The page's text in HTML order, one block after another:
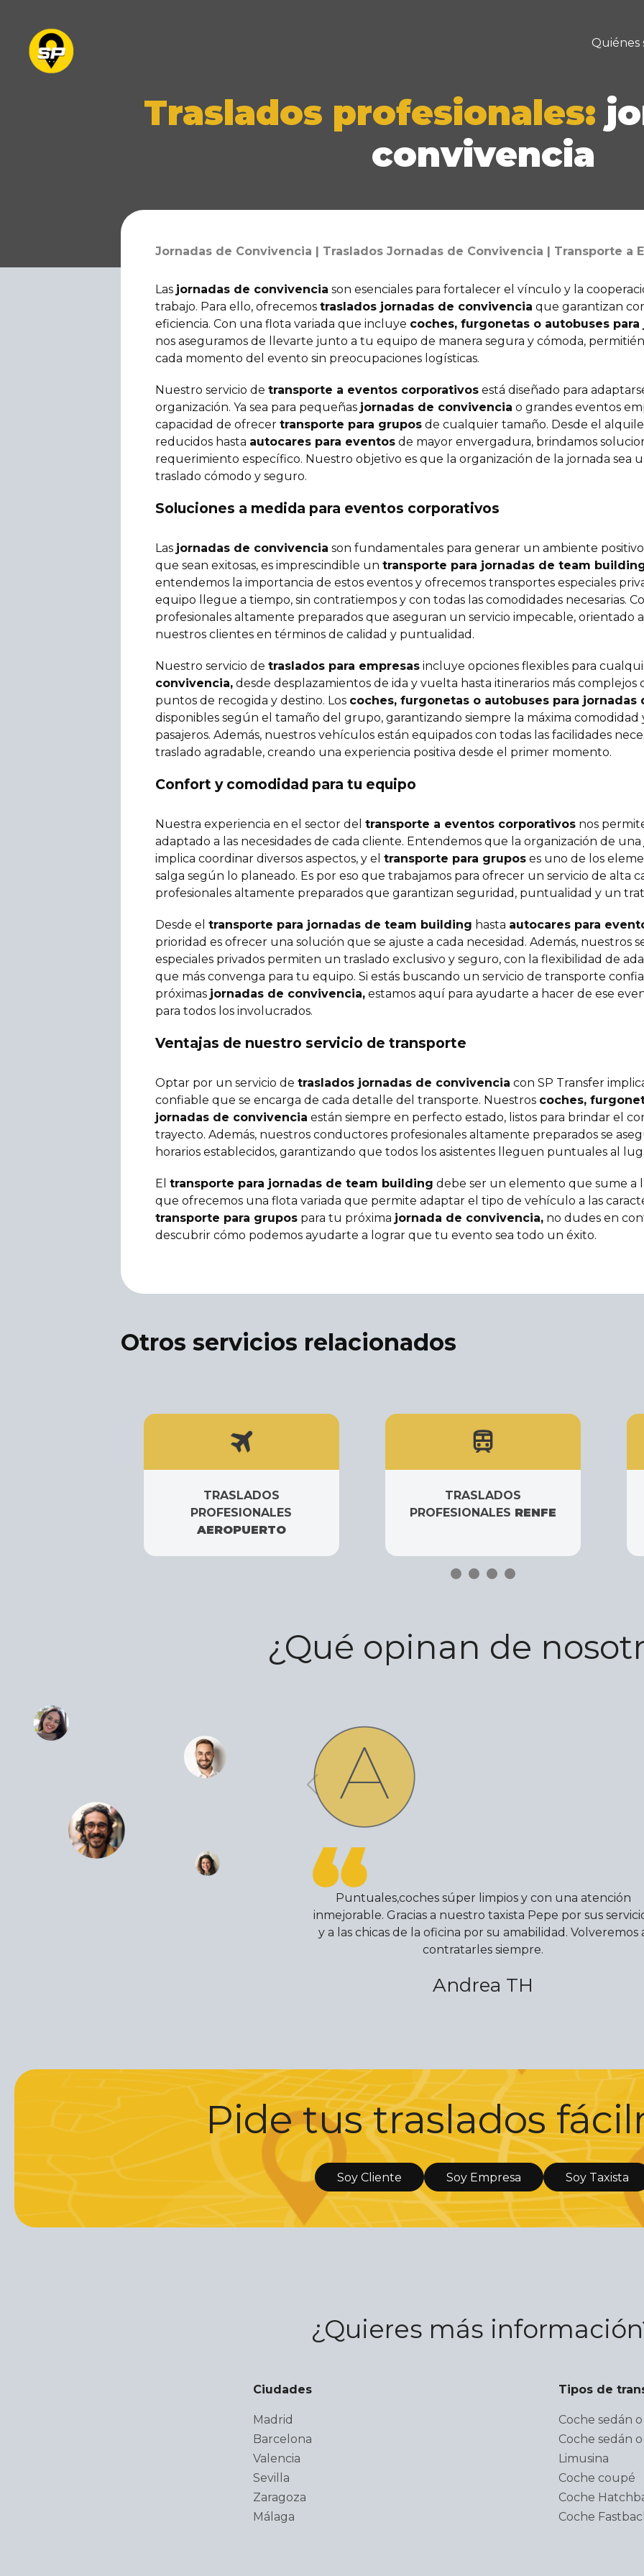
Quiénes
Traslados profesionales:
convivencia
Jornadas de Convivencia | Traslados Jornadas de Convivencia | Transporte a
Las jornadas de convivencia son esenciales para fortalecer el vínculo y la
trabajo. Para ello, ofrecemos traslados jornadas de convivencia que garantizan
eficiencia. Con una flota variada que incluye coches, furgonetas o autobuses
nos aseguramos de llevarte junto a tu equipo de manera segura y cómoda,
cada momento del evento sin preocupaciones logísticas.
Nuestro servicio de transporte a eventos corporativos está diseñado para
organización. Ya sea para pequeñas jornadas de convivencia o grandes eventos
capacidad de ofrecer transporte para grupos de cualquier tamaño. Desde el
reducidos hasta autocares para eventos de mayor envergadura, brindamos
requerimiento específico. Nuestro objetivo es que la organización de la jornada sea
traslado cómodo y seguro.
Soluciones a medida para eventos corporativos
Las jornadas de convivencia son fundamentales para generar un ambiente
que sean exitosas, es imprescindible un transporte para jornadas de team
entendemos la importancia de estos eventos y ofrecemos transportes especiales
equipo llegue a tiempo, sin contratiempos y con todas las comodidades necesarias.
profesionales altamente preparados que aseguran un servicio impecable, orientado
nuestros clientes en términos de calidad y puntualidad.
Nuestro servicio de traslados para empresas incluye opciones flexibles para
convivencia, desde desplazamientos de ida y vuelta hasta itinerarios más
puntos de recogida y destino. Los coches, furgonetas o autobuses para jornadas
disponibles según el tamaño del grupo, garantizando siempre la máxima comodidad
pasajeros. Además, nuestros vehículos están equipados con todas las facilidades
traslado agradable, creando una experiencia positiva desde el primer momento.
Confort y comodidad para tu equipo
Nuestra experiencia en el sector del transporte a eventos corporativos nos
adaptado a las necesidades de cada cliente. Entendemos que la organización de una
implica coordinar diversos aspectos, y el transporte para grupos es uno de los
salga según lo planeado. Es por eso que trabajamos para ofrecer un servicio de alta
profesionales altamente preparados que garantizan seguridad, puntualidad y un
Desde el transporte para jornadas de team building hasta autocares para
prioridad es ofrecer una solución que se ajuste a cada necesidad. Además, nuestros
especiales privados permiten un traslado exclusivo y seguro, con la flexibilidad de
que más convenga para tu equipo. Si estás buscando un servicio de transporte
próximas jornadas de convivencia, estamos aquí para ayudarte a hacer de ese
para todos los involucrados.
Ventajas de nuestro servicio de transporte
Optar por un servicio de traslados jornadas de convivencia con SP Transfer
confiable que se encarga de cada detalle del transporte. Nuestros coches,
jornadas de convivencia están siempre en perfecto estado, listos para brindar el
trayecto. Además, nuestros conductores profesionales altamente preparados se
horarios establecidos, garantizando que todos los asistentes lleguen puntuales al
El transporte para jornadas de team building debe ser un elemento que sume a
que ofrecemos una flota variada que permite adaptar el tipo de vehículo a las
transporte para grupos para tu próxima jornada de convivencia, no dudes en
descubrir cómo podemos ayudarte a lograr que tu evento sea todo un éxito.
Otros servicios relacionados
TRASLADOS
PROFESIONALES
AEROPUERTO
TRASLADOS
PROFESIONALES RENFE
¿Qué opinan de
Puntuales,coches súper limpios y con una atención
inmejorable. Gracias a nuestro taxista Pepe por sus
y a las chicas de la oficina por su amabilidad. Volveremos
contratarles siempre.
Andrea TH
Pide tus traslados
Soy Cliente Soy Empresa Soy Taxista
¿Quieres más
Ciudades
Madrid
Barcelona
Valencia
Sevilla
Zaragoza
Málaga
Tipos de
Coche sedán
Coche sedán
Limusina
Coche coupé
Coche
Coche